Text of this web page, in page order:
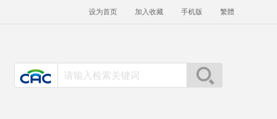
设为首页 加入收藏 手机版 繁體